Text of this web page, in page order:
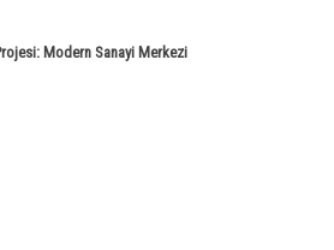
Modern Sanayi Merkezi